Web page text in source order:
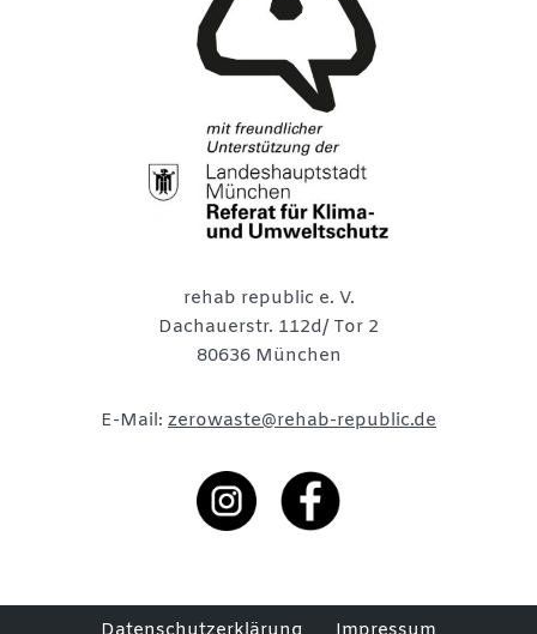
rehab republic e. V.
Dachauerstr. 112d/ Tor 2
80636 München
E-Mail: zerowaste@rehab-republic.de